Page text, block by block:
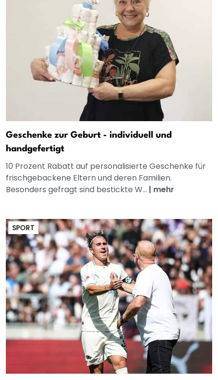
Geschenke zur Geburt - individuell und
handgefertigt
10 Prozent Rabatt auf personalisierte Geschenke für
frischgebackene Eltern und deren Familien.
Besonders gefragt sind bestickte W... | mehr
SPORT